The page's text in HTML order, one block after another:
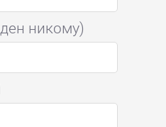
никому)